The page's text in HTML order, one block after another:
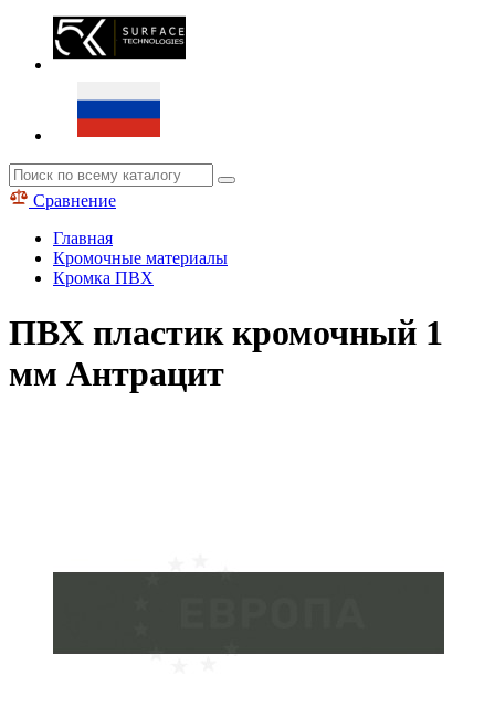
Сравнение
Главная
Кромочные материалы
Кромка ПВХ
ПВХ пластик кромочный 1
мм Антрацит